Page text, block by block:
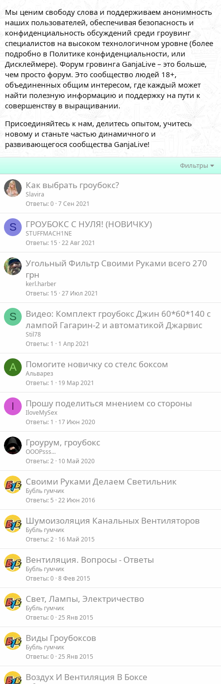
Мы ценим свободу слова и поддерживаем анонимность
наших пользователей, обеспечивая безопасность и
конфиденциальность обсуждений среди гроувинг
специалистов на высоком технологичном уровне (более
подробно в Политике конфиденциальности, или
Дисклеймере). Форум гровинга GanjaLive – это больше,
чем просто форум. Это сообщество людей 18+,
объединенных общим интересом, где каждый может
найти полезную информацию и поддержку на пути к
совершенству в выращивании.
Присоединяйтесь к нам, делитесь опытом, учитесь
новому и станьте частью динамичного и
развивающегося сообщества GanjaLive!
Фильтры
Как выбрать гроубокс?
Slavira
Ответы 0 7 Сен 2021
S ГРОУБОКС С НУЛЯ! (НОВИЧКУ)
STUFFMACH1NE
Ответы 15 22 Авг 2021
Угольный Фильтр Своими Руками всего 270
грн
kerl.harber
Ответы 15 27 Июл 2021
S
Видео: Комплект гроубокс Джин 60*60*140 с
лампой Гагарин-2 и автоматикой Джарвис
Stil78
Ответы 1 1 Апр 2021
А Помогите новичку со стелс боксом
Альварез
Ответы 1 19 Мар 2021
I Прошу поделиться мнением со стороны
IloveMySex
Ответы 1 17 Июн 2020
Гроурум, гроубокс
OOOPsss...
Ответы 2 10 Май 2020
Cвоими Руками Делаем Cветильник
Бубль гумчик
Ответы 5 22 Июн 2016
Шумоизоляция Канальных Вентиляторов
Бубль гумчик
Ответы 2 16 Май 2015
Вентиляция. Вопросы - Ответы
Бубль гумчик
Ответы 0 8 Фев 2015
Свет, Лампы, Электричество
Бубль гумчик
Ответы 0 25 Янв 2015
Виды Гроубоксов
Бубль гумчик
Ответы 0 25 Янв 2015
Воздух И Вентиляция В Боксе